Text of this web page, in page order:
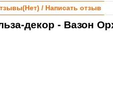
Нет) / Написать отзыв
декор - Вазон